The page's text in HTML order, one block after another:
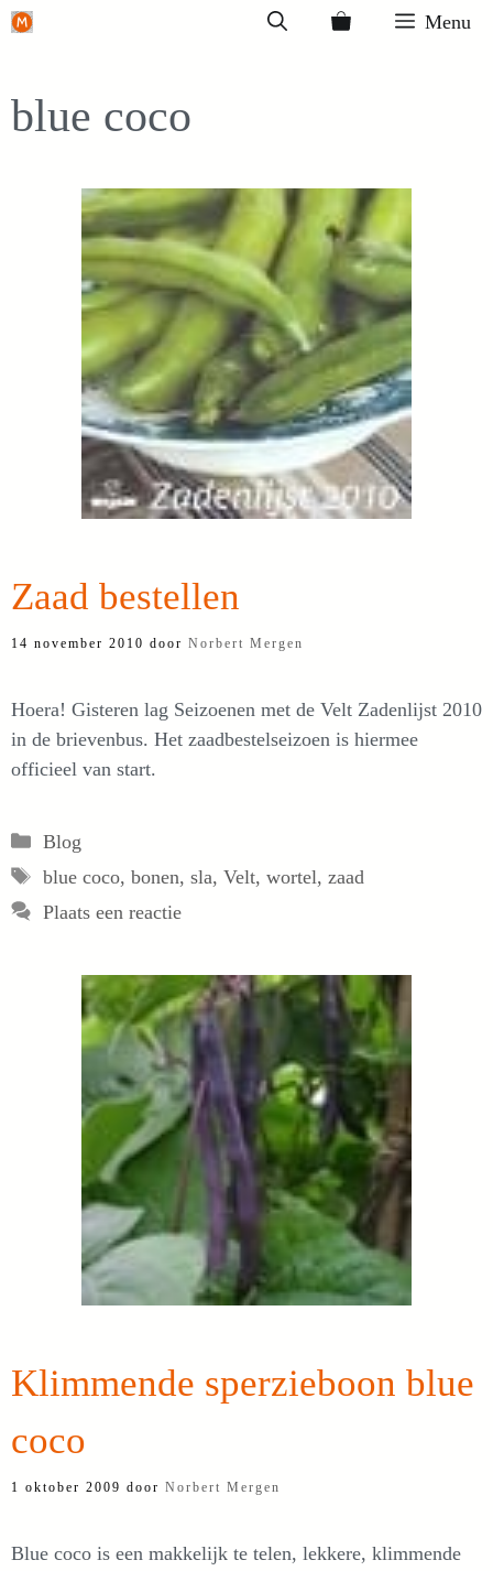
Ga
inhoud
Menu
blue coco
Zaad bestellen
14 november 2010 door Norbert Mergen
Hoera! Gisteren lag Seizoenen met de Velt Zadenlijst 2010
in de brievenbus. Het zaadbestelseizoen is hiermee
officieel van start.
Categorieën
Blog
Tags
blue coco, bonen, sla, Velt, wortel, zaad
Plaats een reactie
Klimmende sperzieboon blue
coco
1 oktober 2009 door Norbert Mergen
Blue coco is een makkelijk te telen, lekkere, klimmende